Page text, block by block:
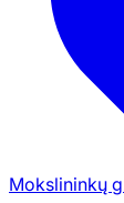
Mokslininkų